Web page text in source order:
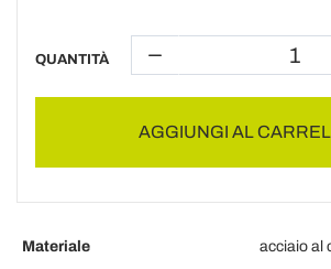
QUANTITÀ
AGGIUNGI AL
Materiale
acciaio al